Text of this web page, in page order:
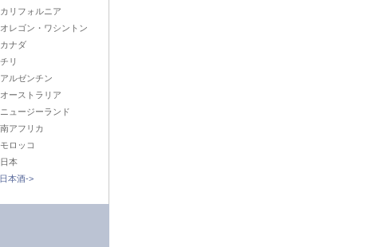
リフォルニア
レゴン・ワシントン
ナダ
リ
ルゼンチン
ーストラリア
ュージーランド
アフリカ
ロッコ
本
日本酒->